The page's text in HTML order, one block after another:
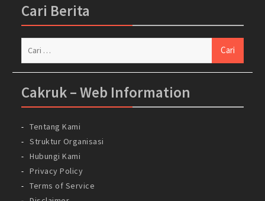
Cari Berita
Cakruk – Web Information
Tentang Kami
Struktur Organisasi
Hubungi Kami
Privacy Policy
Terms of Service